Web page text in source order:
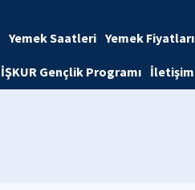
Yemek Saatleri Yemek Fiyatları
İŞKUR Gençlik Programı İletişim